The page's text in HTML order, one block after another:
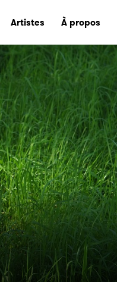
Artistes À propos